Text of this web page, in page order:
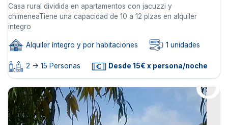
Casa rural dividida en apartamentos con jacuzzi y
chimeneaTiene una capacidad de 10 a 12 plzas en alquiler
integro
Alquiler íntegro y por habitaciones 1 unidades
2 -> 15 Personas Desde 15€ x persona/noche